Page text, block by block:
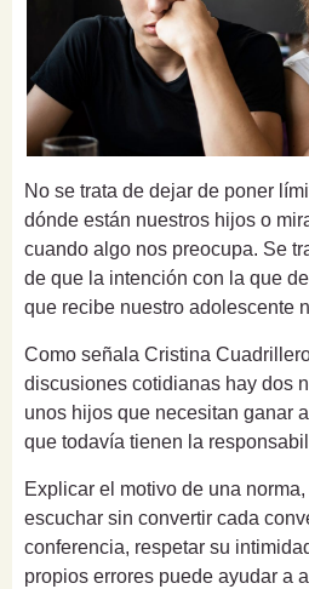
No se trata de dejar de poner
dónde están nuestros hijos o
cuando algo nos preocupa. Se
de que la intención con la que
que recibe nuestro adolescente
Como señala Cristina
discusiones cotidianas hay dos
unos hijos que necesitan ganar
que todavía tienen la
Explicar el motivo de una
escuchar sin convertir cada
conferencia, respetar su
propios errores puede ayudar a